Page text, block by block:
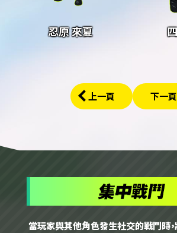
忍原 來夏
上一頁 下一頁
當玩家與其他角色發生社交的戰鬥時